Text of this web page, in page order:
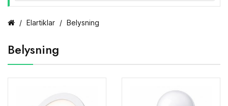
Elartiklar Belysning
Belysning